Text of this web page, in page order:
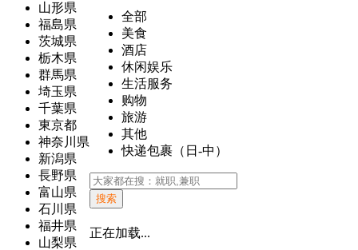
山形県
福島県
茨城県
栃木県
群馬県
埼玉県
千葉県
東京都
神奈川県
新潟県
長野県
富山県
石川県
福井県
山梨県
全部
美食
酒店
休闲娱乐
生活服务
购物
旅游
其他
快递包裹（日-中）
搜索
正在加载...